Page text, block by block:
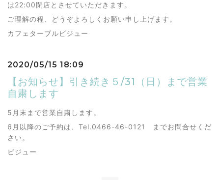
は22:00閉店とさせていただきます。
ご理解の程、どうぞよろしくお願い申し上げます。
カフェターブルビジュー
2020/05/15 18:09
【お知らせ】引き続き５/31（日）まで営業
自粛します
5月末まで営業自粛します。
6月以降のご予約は、Tel.0466-46-0121 までお問合せくだ
さい。
ビジュー